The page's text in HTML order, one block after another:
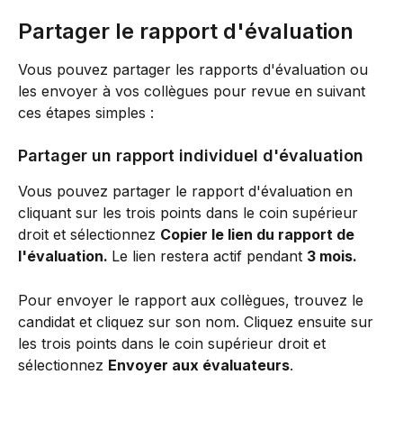
Partager le rapport d'évaluation
Vous pouvez partager les rapports d'évaluation ou
les envoyer à vos collègues pour revue en suivant
ces étapes simples :
Partager un rapport individuel d'évaluation
Vous pouvez partager le rapport d'évaluation en
cliquant sur les trois points dans le coin supérieur
droit et sélectionnez Copier le lien du rapport de
l'évaluation. Le lien restera actif pendant 3 mois.
Pour envoyer le rapport aux collègues, trouvez le
candidat et cliquez sur son nom. Cliquez ensuite sur
les trois points dans le coin supérieur droit et
sélectionnez Envoyer aux évaluateurs.